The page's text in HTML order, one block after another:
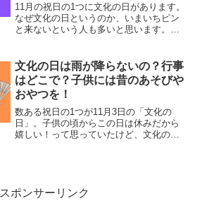
11月の祝日の1つに文化の日があります。
なぜ文化の日というのか、いまいちピン
と来ないという人も多いと思います。そ
れたことを記念した日？文化の日の日付
は11月3日です。自由...
文化の日は雨が降らないの？行事
はどこで？子供には昔のあそびや
おやつを！
数ある祝日の1つが11月3日の「文化の
日」。子供の頃からこの日は休みだから
嬉しい！って思っていたけど、文化の日
スポンサーリンク